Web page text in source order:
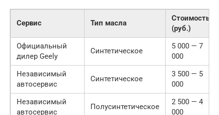
Сервис Тип масла
Стоимость
(руб.)
Официальный
дилер Geely
Синтетическое
5 000 — 7
000
Независимый
автосервис
Синтетическое
3 500 — 5
000
Независимый
автосервис
Полусинтетическое
2 500 — 4
000